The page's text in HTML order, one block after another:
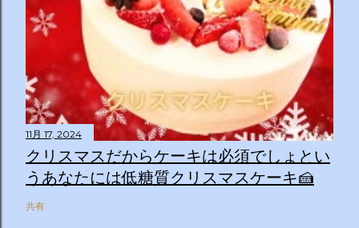
11月 17, 2024
クリスマスだからケーキは必須でしょとい
うあなたには低糖質クリスマスケーキ🍰
共有